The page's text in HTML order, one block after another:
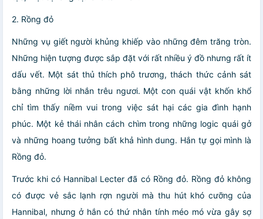
2. Rồng đỏ
Những vụ giết người khủng khiếp vào những đêm trăng tròn.
Những hiện tượng được sắp đặt với rất nhiều ý đồ nhưng rất ít
dấu vết. Một sát thủ thích phô trương, thách thức cảnh sát
bằng những lời nhắn trêu ngươi. Một con quái vật khốn khổ
chỉ tìm thấy niềm vui trong việc sát hại các gia đình hạnh
phúc. Một kẻ thái nhân cách chìm trong những logic quái gở
và những hoang tưởng bất khả hình dung. Hắn tự gọi mình là
Rồng đỏ.
Trước khi có Hannibal Lecter đã có Rồng đỏ. Rồng đỏkhông
có được vẻ sắc lạnh rợn người mà thu hút khó cưỡng của
Hannibal, nhưng ở hắn có thứ nhân tính méo mó vừa gây sợ